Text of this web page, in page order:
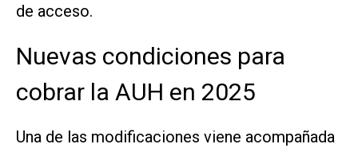
de acceso.
Nuevas condiciones para
cobrar la AUH en 2025
Una de las modificaciones viene acompañada